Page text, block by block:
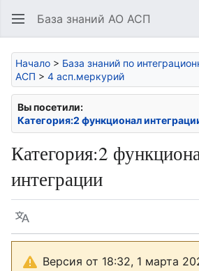
База знаний АО АСП
Начало > База знаний по
АСП > 4 асп.меркурий
Вы посетили:
Категория:2 функционал
Категория:2
интеграции
Язык
Версия от 18:32, 1 марта